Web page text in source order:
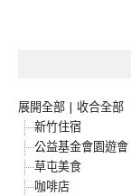
展開全部 | 收合全部
新竹住宿
公益基金會園遊會
草屯美食
咖啡店